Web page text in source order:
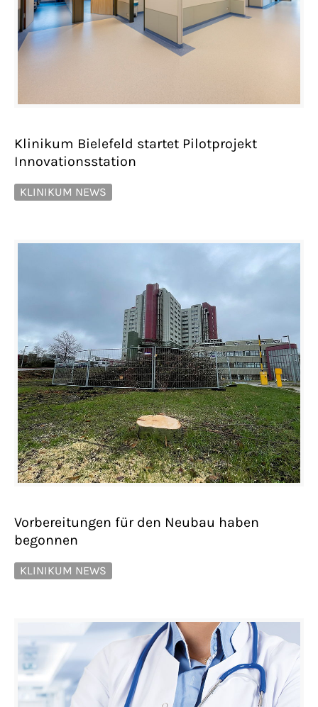
Klinikum Bielefeld startet Pilotprojekt
Innovationsstation
KLINIKUM NEWS
Vorbereitungen für den Neubau haben
begonnen
KLINIKUM NEWS